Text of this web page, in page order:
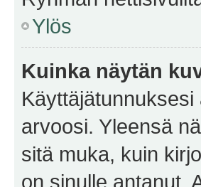
Ylös
Kuinka näytän
arvoosi. Yleensä
sitä muka, kuin
on sinulle antanut.